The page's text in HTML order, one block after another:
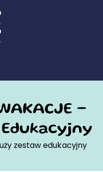
–
zestaw edukacyjny